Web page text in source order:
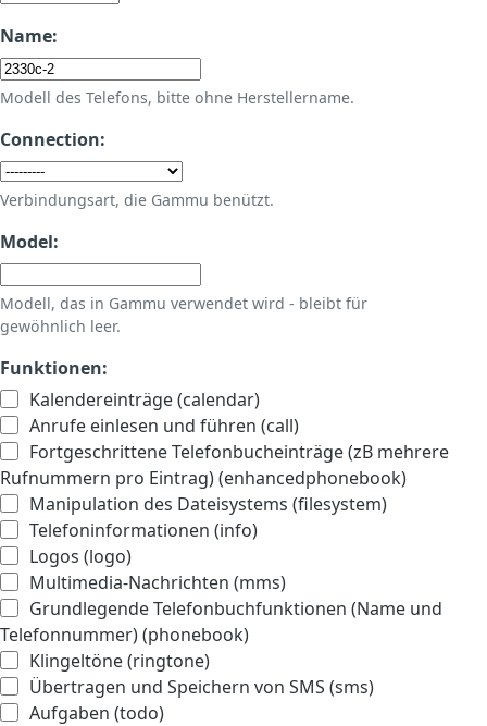
Name:
Modell des Telefons, bitte ohne Herstellername.
Connection:
Verbindungsart, die Gammu benützt.
Model:
Modell, das in Gammu verwendet wird - bleibt für
gewöhnlich leer.
Funktionen:
Kalendereinträge (calendar)
Anrufe einlesen und führen (call)
Fortgeschrittene Telefonbucheinträge (zB mehrere
Rufnummern pro Eintrag) (enhancedphonebook)
Manipulation des Dateisystems (filesystem)
Telefoninformationen (info)
Logos (logo)
Multimedia-Nachrichten (mms)
Grundlegende Telefonbuchfunktionen (Name und
Telefonnummer) (phonebook)
Klingeltöne (ringtone)
Übertragen und Speichern von SMS (sms)
Aufgaben (todo)